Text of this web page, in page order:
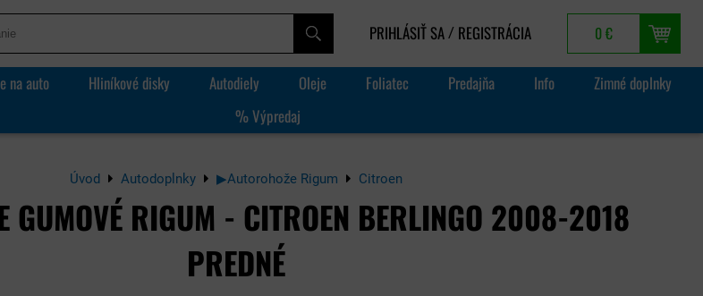
PRIHLÁSIŤ SA / REGISTRÁCIA 0 €
na auto Hliníkové disky Autodiely Oleje Foliatec Predajňa Info
Zimné doplnky
% Výpredaj
Úvod Autodoplnky ▶Autorohože Rigum Citroen
GUMOVÉ RIGUM - CITROEN BERLINGO 2008-2018
PREDNÉ